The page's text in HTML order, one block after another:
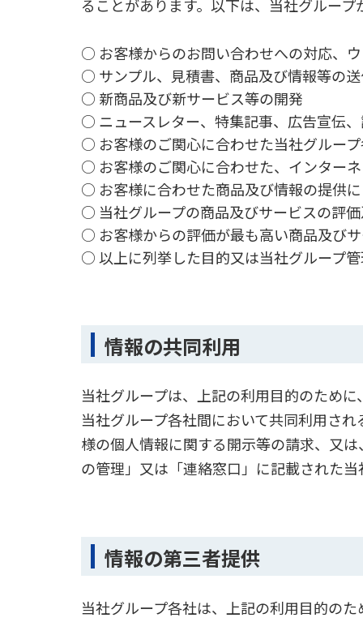
ることがあります。以下は、当社グルー
○ お客様からのお問い合わせへの対応、
○ サンプル、見積書、商品及び情報等の
○ 新商品及び新サービス等の開発
○ ニュースレター、特集記事、広告宣伝
○ お客様のご関心に合わせた当社グルー
○ お客様のご関心に合わせた、インター
○ お客様に合わせた商品及び情報の提供
○ 当社グループの商品及びサービスの評
○ お客様からの評価が最も高い商品及び
○ 以上に列挙した目的又は当社グループ
情報の共同利用
当社グループは、上記の利用目的のため
当社グループ各社間において共同利用さ
様の個人情報に関する開示等の請求、又
の管理」又は「連絡窓口」に記載された
情報の第三者提供
当社グループ各社は、上記の利用目的の